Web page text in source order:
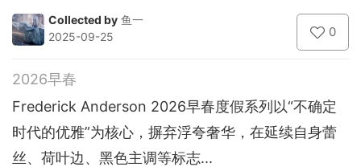
Collected by 鱼一
2025-09-25
0
2026早春
Frederick Anderson 2026早春度假系列以“不确定
时代的优雅”为核心，摒弃浮夸奢华，在延续自身蕾
丝、荷叶边、黑色主调等标志...